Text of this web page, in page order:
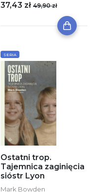
37,43 zł 49,90 zł
SERIA
Ostatni trop.
Tajemnica zaginięcia
sióstr Lyon
Mark Bowden